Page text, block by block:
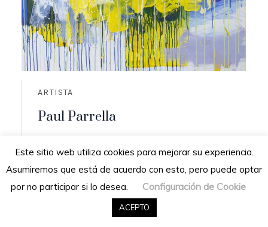
ARTISTA
Paul Parrella
Residencia: San Diego de los altos,
Venezuela
Este sitio web utiliza cookies para mejorar su experiencia.
Asumiremos que está de acuerdo con esto, pero puede optar
por no participar si lo desea.
Configuración de Cookie
ACEPTO